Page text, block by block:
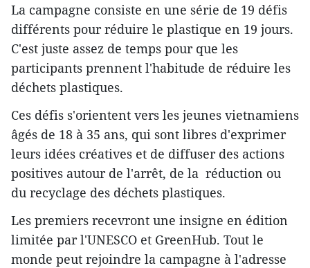
La campagne consiste en une série de 19 défis
différents pour réduire le plastique en 19 jours.
C'est juste assez de temps pour que les
participants prennent l'habitude de réduire les
déchets plastiques.
Ces défis s'orientent vers les jeunes vietnamiens
âgés de 18 à 35 ans, qui sont libres d'exprimer
leurs idées créatives et de diffuser des actions
positives autour de l'arrêt, de la réduction ou
du recyclage des déchets plastiques.
Les premiers recevront une insigne en édition
limitée par l'UNESCO et GreenHub. Tout le
monde peut rejoindre la campagne à l'adresse